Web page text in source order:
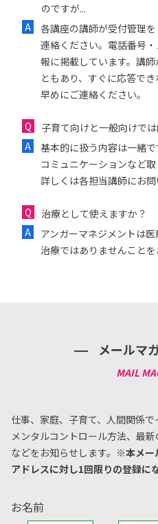
のですが...
各講座の講師が受付管理
連絡ください。電話番号
報に掲載しています。講
ともあり、すぐに応答で
早めにご連絡ください。
子育て向けと一般向けで
基本的に扱う内容は一緒
コミュニケーションなど取
詳しくは各担当講師にお問
治療として使えますか？
アンガーマネジメントは医
治療ではありませんことを
メールマ
仕事、家庭、子育て、人間関係で
メンタルコントロール方法、 最新
などをお知らせします。 ※本メー
アドレスに対し1回限りの登録に
お名前